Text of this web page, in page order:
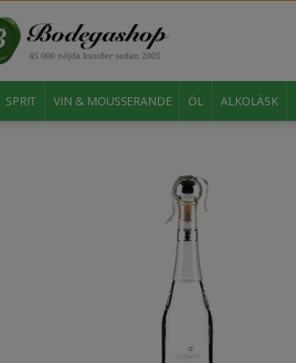
SPRIT VIN & MOUSSERANDE ÖL ALKOLÄSK